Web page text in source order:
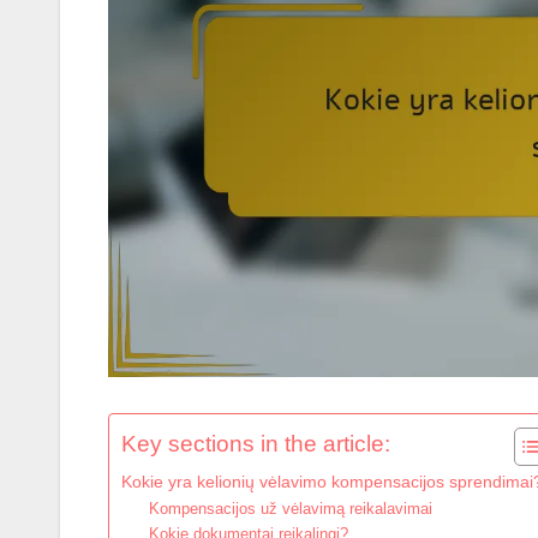
Key sections in the article:
Kokie yra kelionių vėlavimo kompensacijos
Kompensacijos už vėlavimą reikalavimai
Kokie dokumentai reikalingi?